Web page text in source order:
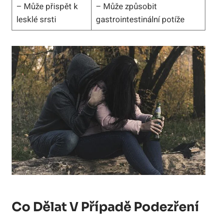
– Může přispět k
lesklé srsti
– Může způsobit
gastrointestinální potíže
Co Dělat V Případě Podezření